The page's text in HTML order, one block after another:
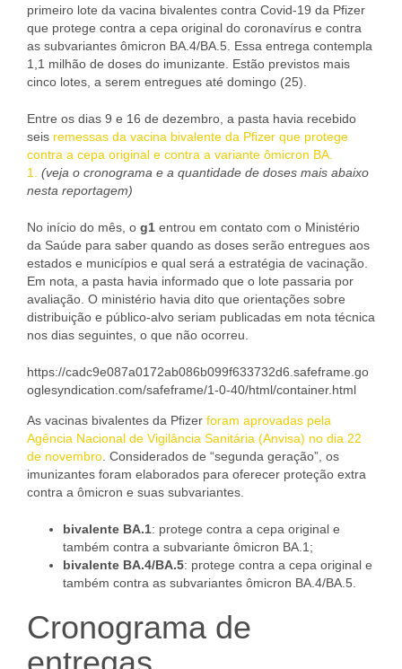
primeiro lote da vacina bivalentes contra Covid-19 da Pfizer
que protege contra a cepa original do coronavírus e contra
as subvariantes ômicron BA.4/BA.5. Essa entrega contempla
1,1 milhão de doses do imunizante. Estão previstos mais
cinco lotes, a serem entregues até domingo (25).
Entre os dias 9 e 16 de dezembro, a pasta havia recebido
seis remessas da vacina bivalente da Pfizer que protege
contra a cepa original e contra a variante ômicron BA.
1. (veja o cronograma e a quantidade de doses mais abaixo
nesta reportagem)
No início do mês, o g1 entrou em contato com o Ministério
da Saúde para saber quando as doses serão entregues aos
estados e municípios e qual será a estratégia de vacinação.
Em nota, a pasta havia informado que o lote passaria por
avaliação. O ministério havia dito que orientações sobre
distribuição e público-alvo seriam publicadas em nota técnica
nos dias seguintes, o que não ocorreu.
https://cadc9e087a0172ab086b099f633732d6.safeframe.go
oglesyndication.com/safeframe/1-0-40/html/container.html
As vacinas bivalentes da Pfizer foram aprovadas pela
Agência Nacional de Vigilância Sanitária (Anvisa) no dia 22
de novembro . Considerados de “segunda geração”, os
imunizantes foram elaborados para oferecer proteção extra
contra a ômicron e suas subvariantes.
bivalente BA.1: protege contra a cepa original e
também contra a subvariante ômicron BA.1;
bivalente BA.4/BA.5: protege contra a cepa original e
também contra as subvariantes ômicron BA.4/BA.5.
Cronograma de